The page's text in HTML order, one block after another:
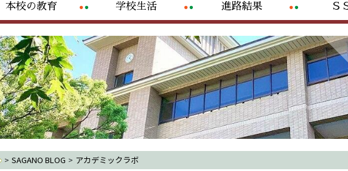
本校の教育 学校生活 進路結果 Ｓ
> SAGANO BLOG > アカデミックラボ